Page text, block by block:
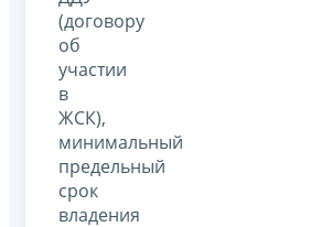
(договору
об
участии
в
ЖСК),
минимальный
предельный
срок
владения